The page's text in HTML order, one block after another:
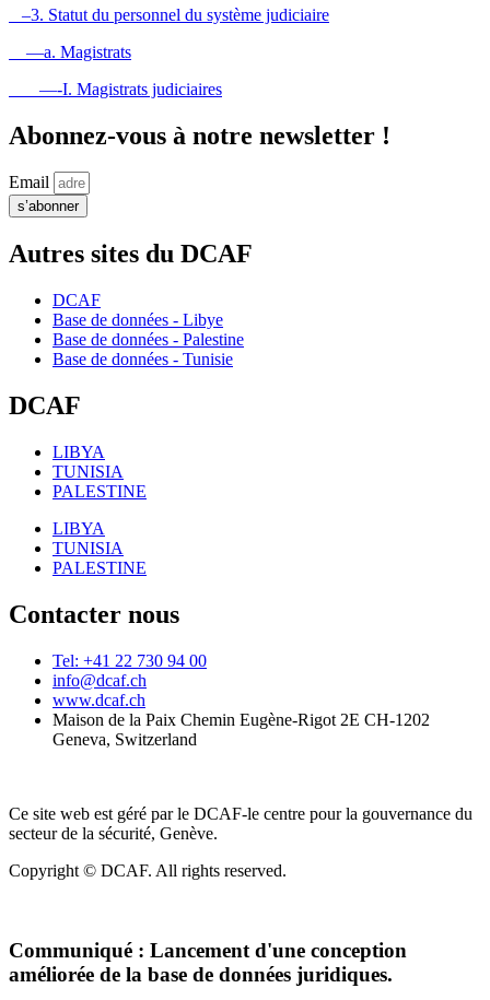
–3. Statut du personnel du système judiciaire
—a. Magistrats
—-I. Magistrats judiciaires
Abonnez-vous à notre newsletter !
Email
s’abonner
Autres sites du DCAF
DCAF
Base de données - Libye
Base de données - Palestine
Base de données - Tunisie
DCAF
LIBYA
TUNISIA
PALESTINE
LIBYA
TUNISIA
PALESTINE
Contacter nous
Tel: +41 22 730 94 00
info@dcaf.ch
www.dcaf.ch
Maison de la Paix Chemin Eugène-Rigot 2E CH-1202
Geneva, Switzerland
Ce site web est géré par le DCAF-le centre pour la gouvernance du
secteur de la sécurité, Genève.
Copyright © DCAF. All rights reserved.
Communiqué : Lancement d'une conception
améliorée de la base de données juridiques.